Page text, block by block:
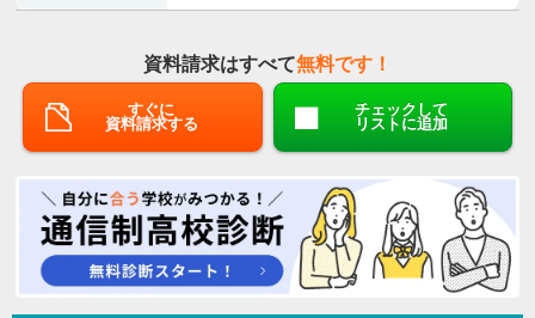
資料請求はすべて無料です！
すぐに
資料請求する
チェックして
リストに追加